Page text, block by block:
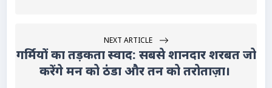
NEXT ARTICLE
गर्मियों का तड़कता स्वाद: सबसे शानदार शरबत जो
करेंगे मन को ठंडा और तन को तरोताज़ा।